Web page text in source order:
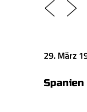
29. März
Spanien